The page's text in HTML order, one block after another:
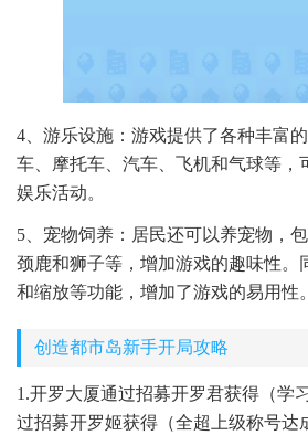
4、游乐设施：游戏提供了各种丰富
车、摩托车、汽车、飞机和气球等，
娱乐活动。
5、宠物饲养：居民还可以养宠物，
颈鹿和狮子等，增加游戏的趣味性。
和缩放等功能，增加了游戏的易用性。
创造都市岛新手开局攻略
1.开罗大厦通过招募开罗君获得（学
过招募开罗姬获得（全超上级称号达